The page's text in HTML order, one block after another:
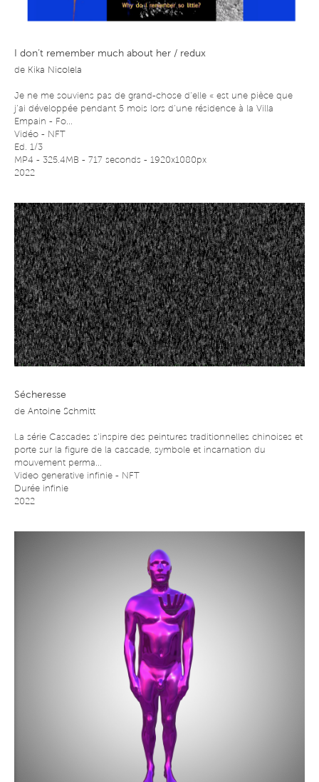
I don’t remember much about her / redux
de Kika Nicolela
Je ne me souviens pas de grand-chose d’elle « est une pièce que
j’ai développée pendant 5 mois lors d’une résidence à la Villa
Empain - Fo...
Vidéo - NFT
Ed. 1/3
MP4 - 325.4MB - 717 seconds - 1920x1080px
2022
Sécheresse
de Antoine Schmitt
La série Cascades s’inspire des peintures traditionnelles chinoises et
porte sur la figure de la cascade, symbole et incarnation du
mouvement perma...
Video generative infinie - NFT
Durée infinie
2022